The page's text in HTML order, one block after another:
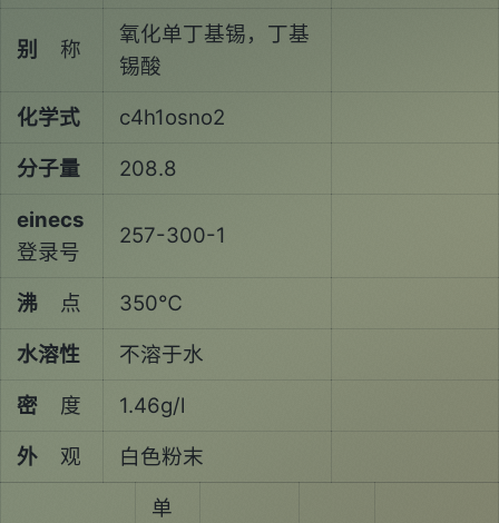
别 称
氧化单丁基锡，丁基
锡酸
化学式
c4h1osno2
分子量
208.8
einecs
登录号
257-300-1
沸点
350℃
水溶性
不溶于水
密度
1.46g/l
外观 白色粉末
单